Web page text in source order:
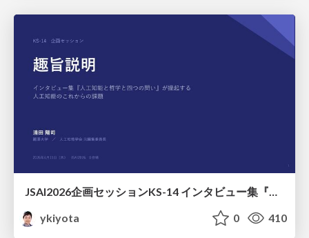
JSAI2026企画セッションKS-14 インタビュー集『⼈⼯知能と哲学と四つの問い』が提起する⼈⼯知能のこれからの課題 趣旨説明 / JSAI2026 Special Session: A Collection of Interviews, “Artificial Intelligence, Philosophy, and Four Questions”
ykiyota
0 410